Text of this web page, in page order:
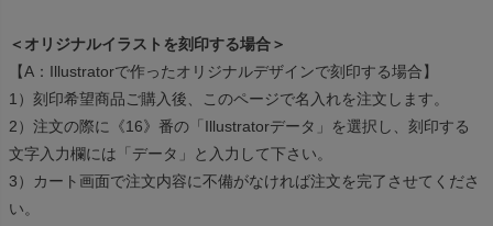
＜オリジナルイラストを刻印する場合＞
【A：Illustratorで作ったオリジナルデザインで刻印する場合】
1）刻印希望商品ご購入後、このページで名入れを注文します。
2）注文の際に《16》番の「Illustratorデータ」を選択し、刻印する
文字入力欄には「データ」と入力して下さい。
3）カート画面で注文内容に不備がなければ注文を完了させてくださ
い。